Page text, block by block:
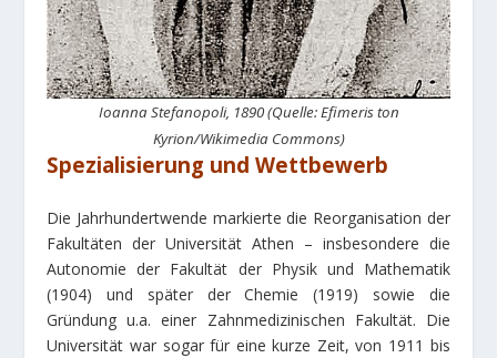
Ioanna Stefanopoli, 1890 (Quelle: Efimeris ton
Kyrion/Wikimedia Commons)
Spezialisierung und Wettbewerb
Die Jahrhundertwende markierte die Reorganisation der
Fakultäten der Universität Athen – insbesondere die
Autonomie der Fakultät der Physik und Mathematik
(1904) und später der Chemie (1919) sowie die
Gründung u.a. einer Zahnmedizinischen Fakultät. Die
Universität war sogar für eine kurze Zeit, von 1911 bis